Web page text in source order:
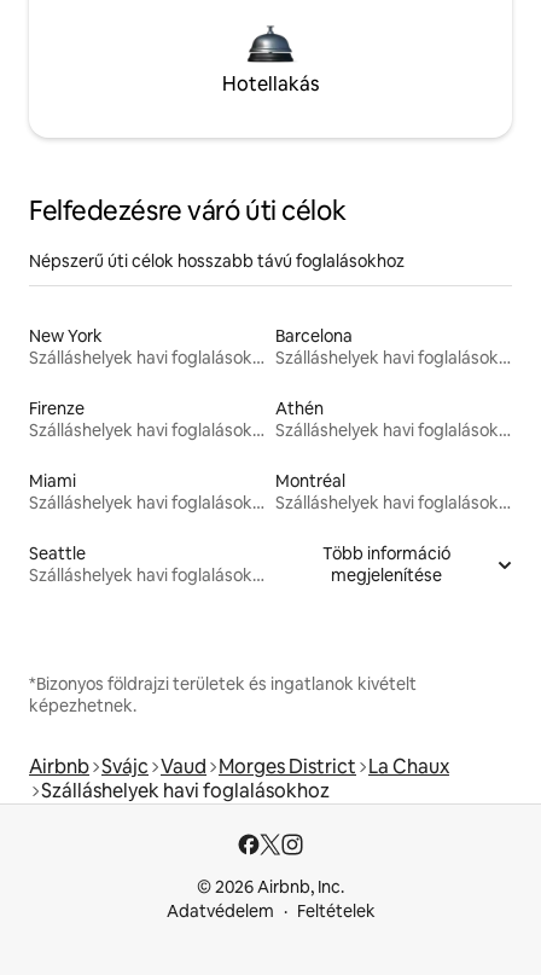
Hotellakás
Felfedezésre váró úti célok
Népszerű úti célok hosszabb távú foglalásokhoz
New York
Szálláshelyek havi foglalásokhoz
Barcelona
Szálláshelyek havi foglalásokhoz
Firenze
Szálláshelyek havi foglalásokhoz
Athén
Szálláshelyek havi foglalásokhoz
Miami
Szálláshelyek havi foglalásokhoz
Montréal
Szálláshelyek havi foglalásokhoz
Seattle
Szálláshelyek havi foglalásokhoz
Több információ
megjelenítése
*Bizonyos földrajzi területek és ingatlanok kivételt
képezhetnek.
Airbnb Svájc Vaud Morges District La Chaux
Szálláshelyek havi foglalásokhoz
© 2026 Airbnb, Inc.
Adatvédelem
Feltételek